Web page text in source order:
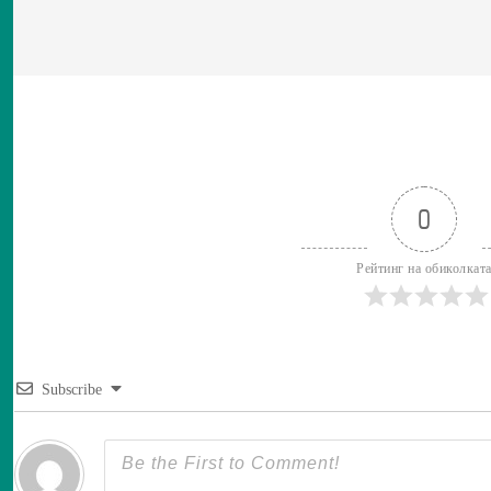
0
Рейтинг на обиколката
Subscribe